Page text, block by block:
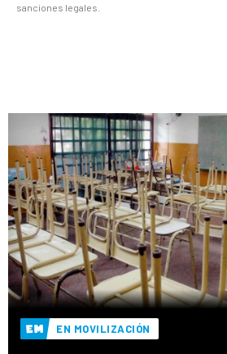
sanciones legales.
EN MOVILIZACIÓN